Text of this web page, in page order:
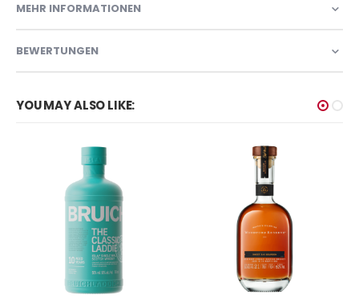
MEHR INFORMATIONEN
BEWERTUNGEN
YOU MAY ALSO LIKE: